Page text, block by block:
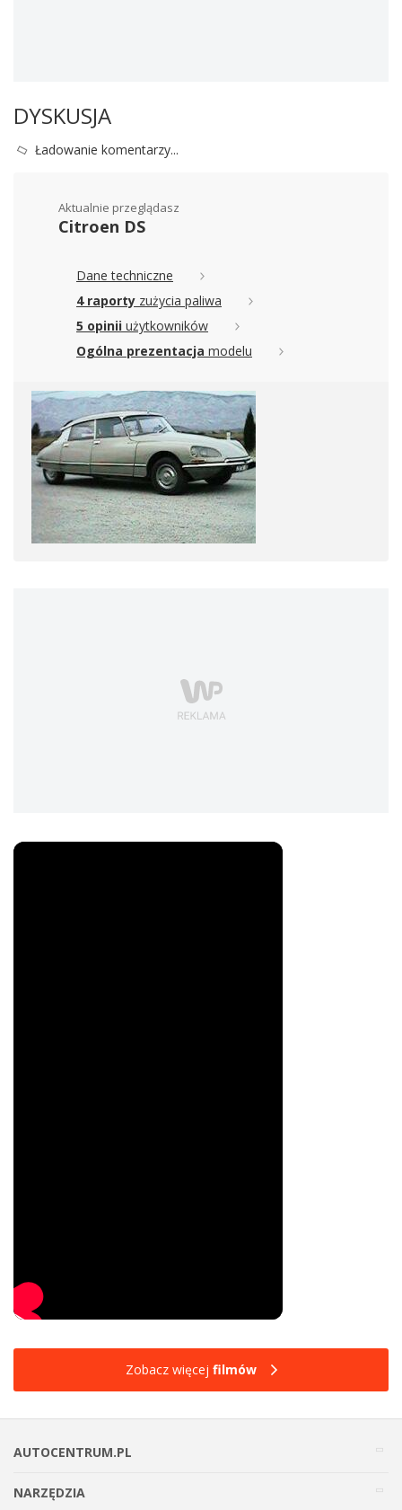
DYSKUSJA
Ładowanie komentarzy...
Aktualnie przeglądasz
Citroen DS
Dane techniczne
4 raporty zużycia paliwa
5 opinii użytkowników
Ogólna prezentacja modelu
Zobacz więcej filmów
AUTOCENTRUM.PL
NARZĘDZIA